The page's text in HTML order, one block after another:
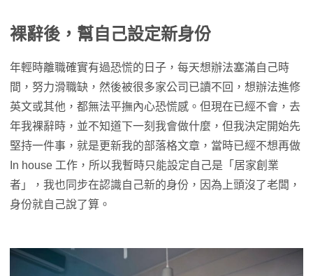
裸辭後，幫自己設定新身份
年輕時離職確實有過恐慌的日子，每天想辦法塞滿自己時
間，努力滑職缺，然後被很多家公司已讀不回，想辦法進修
英文或其他，都無法平撫內心恐慌感。但現在已經不會，去
年我裸辭時，並不知道下一刻我會做什麼，但我決定開始先
堅持一件事，就是更新我的部落格文章，當時已經不想再做
In house 工作，所以我暫時只能設定自己是「居家創業
者」，我也同步在認識自己新的身份，因為上頭沒了老闆，
身份就自己說了算。